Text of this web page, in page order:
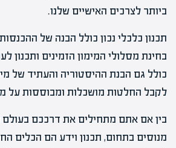
ביותר לצרכים האישיים שלנו.
תכנון כלכלי נכון כולל הבנה של
בחינת מסלולי המימון הזמינים ותכנון
כולל גם הבנת ההיסטוריה והעתיד של
לקבל החלטות מושכלות ומבוססות על
בין אם אתם מתחילים את דרככם
מנוסים בתחום, תכנון וידע הם הכלים